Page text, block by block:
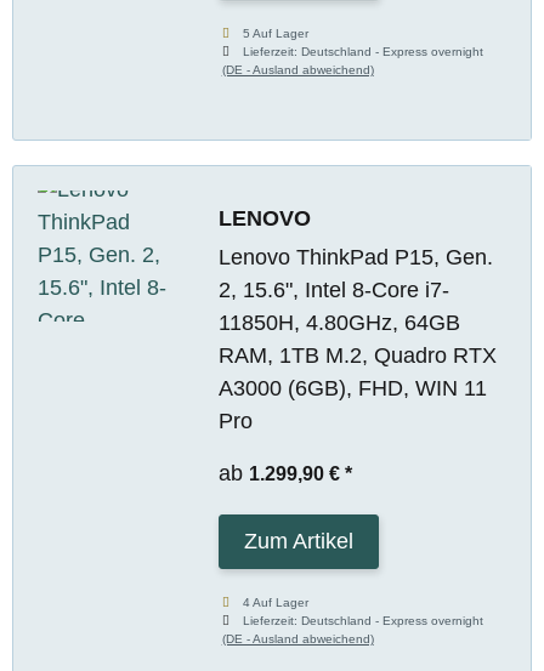
5 Auf Lager
Lieferzeit:Deutschland - Express overnight
(DE - Ausland abweichend)
LENOVO
Lenovo ThinkPad P15, Gen.
2, 15.6", Intel 8-Core i7-
11850H, 4.80GHz, 64GB
RAM, 1TB M.2, Quadro RTX
A3000 (6GB), FHD, WIN 11
Pro
ab 1.299,90 € *
Zum Artikel
4 Auf Lager
Lieferzeit:Deutschland - Express overnight
(DE - Ausland abweichend)